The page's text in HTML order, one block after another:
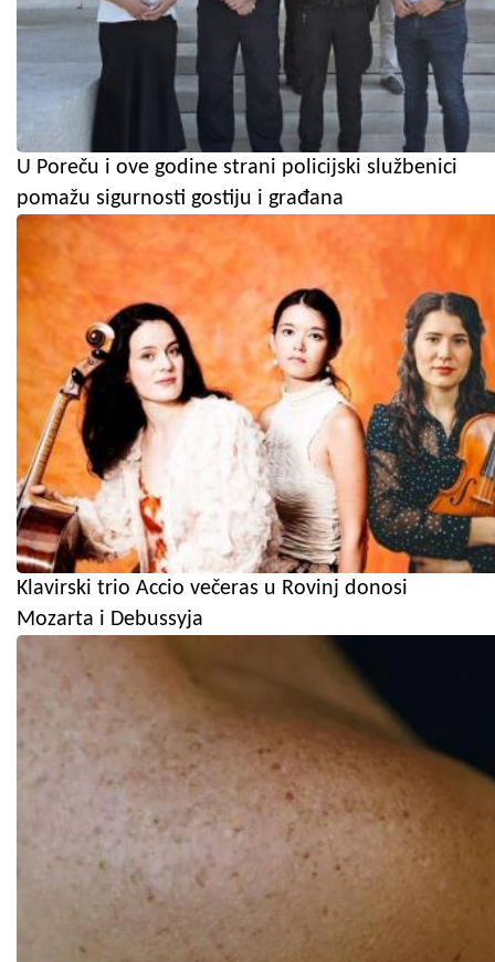
U Poreču i ove godine strani policijski službenici
pomažu sigurnosti gostiju i građana
Klavirski trio Accio večeras u Rovinj donosi
Mozarta i Debussyja